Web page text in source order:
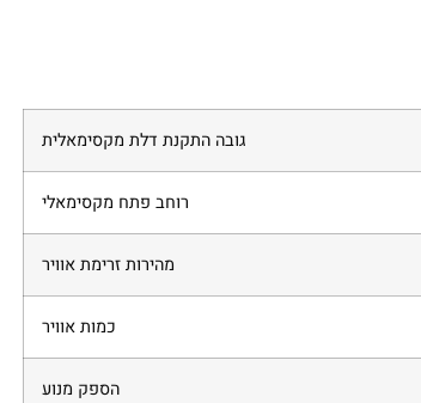
גובה התקנת דלת מקסימאלית
רוחב פתח מקסימאלי
מהירות זרימת אוויר
כמות אוויר
הספק מנוע